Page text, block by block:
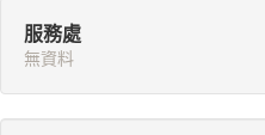
服務處
無資料